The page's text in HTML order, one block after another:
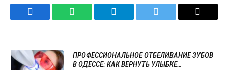
Facebook WhatsApp Telegram Twitter Email
ПРОФЕССИОНАЛЬНОЕ ОТБЕЛИВАНИЕ ЗУБОВ
В ОДЕССЕ: КАК ВЕРНУТЬ УЛЫБКЕ